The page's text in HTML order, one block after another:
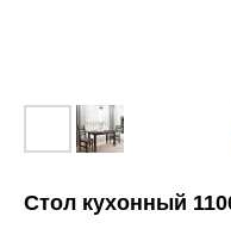
Cтол кухонный